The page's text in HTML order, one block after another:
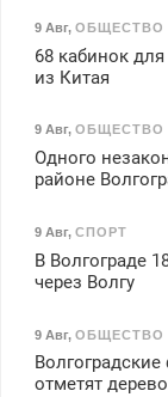
9 Авг, ОБЩЕСТВО
68 кабинок
из Китая
9 Авг, ОБЩЕСТВО
Одного
районе
9 Авг, СПОРТ
В Волгограде
через Волгу
9 Авг, ОБЩЕСТВО
отметят